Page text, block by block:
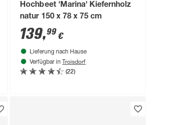
Hochbeet 'Marina' Kiefernholz
natur 150 x 78 x 75 cm
139,99 €
Lieferung nach Hause
Verfügbar in Troisdorf
(22)